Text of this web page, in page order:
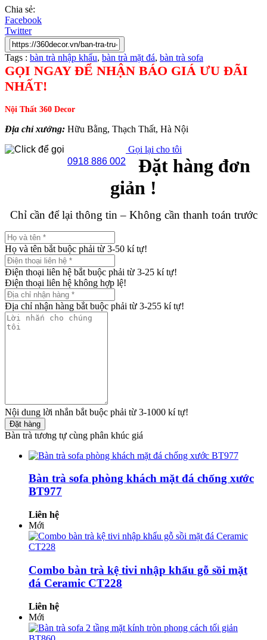
Chia sẻ:
Facebook
Twitter
Tags : bàn trà nhập khẩu, bàn trà mặt đá, bàn trà sofa
GỌI NGAY ĐỂ NHẬN BÁO GIÁ ƯU ĐÃI
NHẤT!
Nội Thất 360 Decor
Địa chỉ xưởng: Hữu Bằng, Thạch Thất, Hà Nội
0918 886 002
Gọi lại cho tôi
Đặt hàng đơn
giản !
Chỉ cần để lại thông tin – Không cần thanh toán trước
Họ và tên bắt buộc phải từ 3-50 kí tự!
Điện thoại liên hệ bắt buộc phải từ 3-25 kí tự!
Điện thoại liên hệ không hợp lệ!
Địa chỉ nhận hàng bắt buộc phải từ 3-255 kí tự!
Nội dung lời nhắn bắt buộc phải từ 3-1000 kí tự!
Đặt hàng
Bàn trà tương tự cùng phân khúc giá
Bàn trà sofa phòng khách mặt đá chống xước
BT977
Liên hệ
Mới
Combo bàn trà kệ tivi nhập khẩu gỗ sồi mặt
đá Ceramic CT228
Liên hệ
Mới